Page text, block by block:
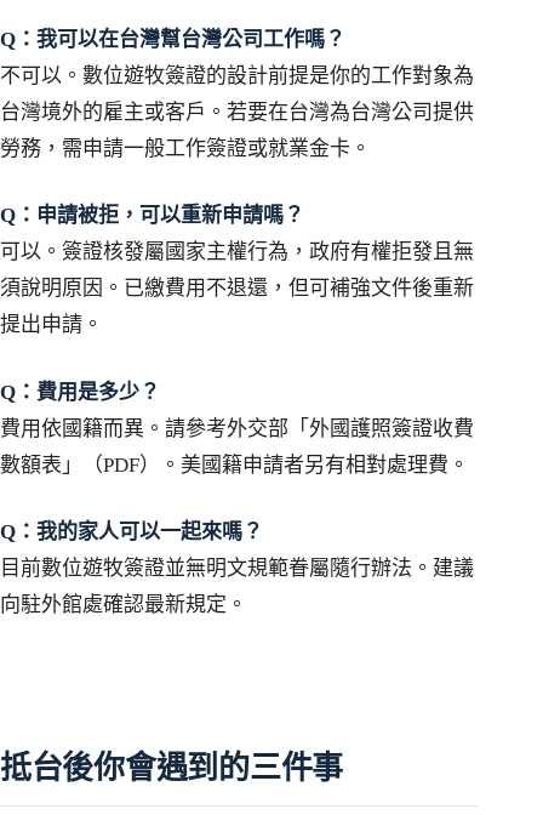
Q：我可以在台灣幫台灣公司工作嗎？
不可以。數位遊牧簽證的設計前提是你的工作對象為
台灣境外的雇主或客戶。若要在台灣為台灣公司提供
勞務，需申請一般工作簽證或就業金卡。
Q：申請被拒，可以重新申請嗎？
可以。簽證核發屬國家主權行為，政府有權拒發且無
須說明原因。已繳費用不退還，但可補強文件後重新
提出申請。
Q：費用是多少？
費用依國籍而異。請參考外交部「外國護照簽證收費
數額表」（PDF）。美國籍申請者另有相對處理費。
Q：我的家人可以一起來嗎？
目前數位遊牧簽證並無明文規範眷屬隨行辦法。建議
向駐外館處確認最新規定。
抵台後你會遇到的三件事